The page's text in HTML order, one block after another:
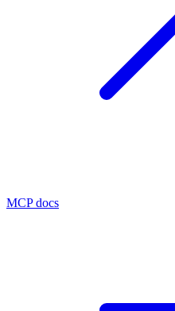
MCP docs